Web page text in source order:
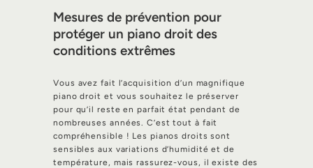
Mesures de prévention pour
protéger un piano droit des
conditions extrêmes
Vous avez fait l’acquisition d’un magnifique
piano droit et vous souhaitez le préserver
pour qu’il reste en parfait état pendant de
nombreuses années. C’est tout à fait
compréhensible ! Les pianos droits sont
sensibles aux variations d’humidité et de
température, mais rassurez-vous, il existe des